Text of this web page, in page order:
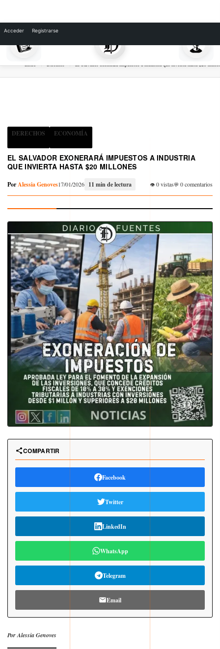
Inicio Derechos El Salvador exonerará impuestos a industria que invierta hasta $20
DERECHOS ECONOMÍA
EL SALVADOR EXONERARÁ IMPUESTOS A INDUSTRIA
QUE INVIERTA HASTA $20 MILLONES
PorAlessia Genoves17/01/2026 11 min de lectura 0 vistas 0 comentarios
COMPARTIR
Facebook
Twitter
LinkedIn
WhatsApp
Telegram
Email
Por Alessia Genoves
Acceder Registrarse